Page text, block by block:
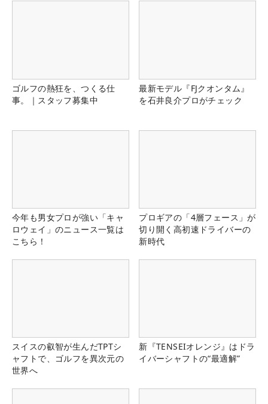
ゴルフの熱狂を、つくる仕
事。｜スタッフ募集中
最新モデル『FJクオンタム』
を石井良介プロがチェック
今年も男女プロが強い「キャ
ロウェイ」のニュース一覧は
こちら！
プロギアの「4層フェース」が
切り開く高初速ドライバーの
新時代
スイスの叡智が生んだTPTシ
ャフトで、ゴルフを異次元の
世界へ
新『TENSEIオレンジ』はドラ
イバーシャフトの“最適解”